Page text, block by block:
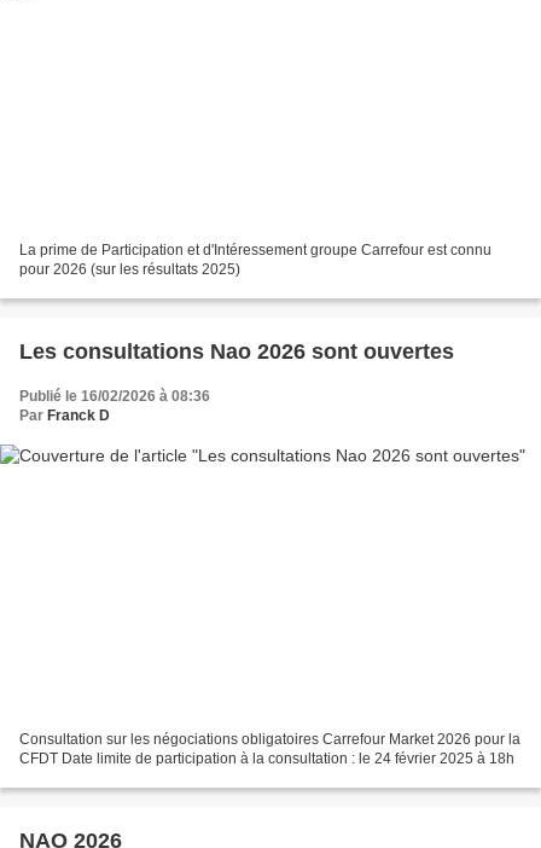
La prime de Participation et d'Intéressement groupe Carrefour est connu
pour 2026 (sur les résultats 2025)
Les consultations Nao 2026 sont ouvertes
Publié le 16/02/2026 à 08:36
Par Franck D
Consultation sur les négociations obligatoires Carrefour Market 2026 pour la
CFDT Date limite de participation à la consultation : le 24 février 2025 à 18h
NAO 2026